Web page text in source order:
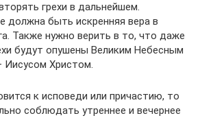
грехи в дальнейшем.
должна быть искренняя вера в
Также нужно верить в то, что даже
будут опушены Великим Небесным
Христом.
к исповеди или причастию, то
соблюдать утреннее и вечернее